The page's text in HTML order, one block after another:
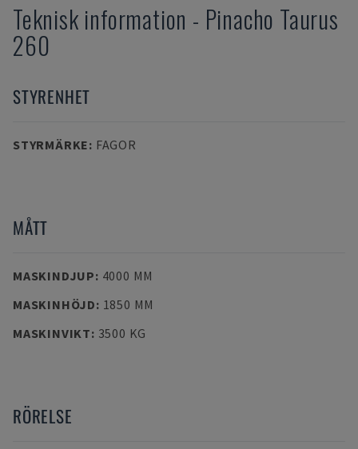
Teknisk information - Pinacho Taurus
260
STYRENHET
STYRMÄRKE: FAGOR
MÅTT
MASKINDJUP: 4000 MM
MASKINHÖJD: 1850 MM
MASKINVIKT: 3500 KG
RÖRELSE